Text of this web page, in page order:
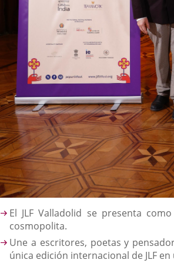
Descripción
El JLF Valladolid se presenta
cosmopolita.
Une a escritores, poetas y
única edición internacional de JLF